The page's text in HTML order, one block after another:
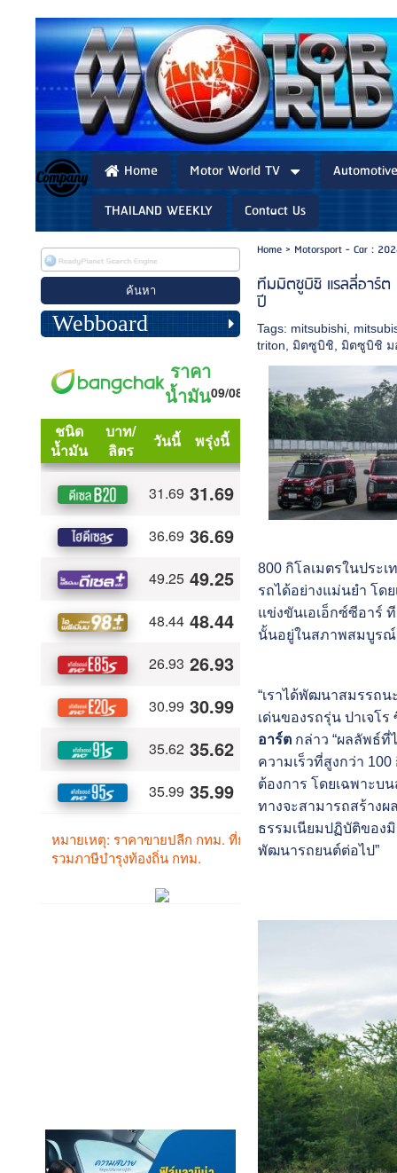
Home Motor World TV
THAILAND WEEKLY
Contact Us
Webboard
Home> Motorsport - Car :
ทีมมิตซูบิชิ แรลลี่อาร์
ปี
Tags: mitsubishi
triton ,มิตซูบิชิ ,มิตซูบิชิ ม
800 กิโลเมตรในประ
รถได้อย่างแม่นยำ โด
แข่งขันเอเอ็กซ์ซีอาร์
นั้นอยู่ในสภาพสมบูรณ์
“เราได้พัฒนาสมรรถ
เด่นของรถรุ่น ปาเจโ
อาร์ตกล่าว “ผลลัพธ์ที่
ความเร็วที่สูงกว่า
ต้องการ โดยเฉพาะบ
ทางจะสามารถสร้างผ
ธรรมเนียมปฏิบัติของ
พัฒนารถยนต์ต่อไป”